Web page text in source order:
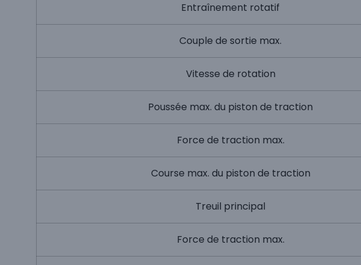
Entraînement rotatif
Couple de sortie max.
Vitesse de rotation
Poussée max. du piston de traction
Force de traction max.
Course max. du piston de traction
Treuil principal
Force de traction max.